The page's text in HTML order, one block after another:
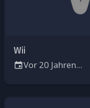
Wii
Vor 20 Jahren...